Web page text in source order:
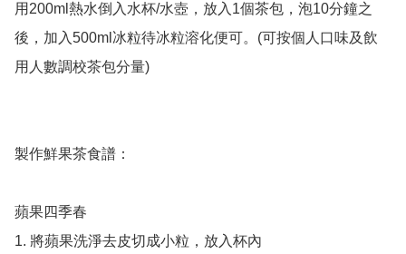
用200ml熱水倒入水杯/水壺，放入1個茶包，泡10分鐘之
後，加入500ml冰粒待冰粒溶化便可。(可按個人口味及飲
用人數調校茶包分量)
製作鮮果茶食譜：
蘋果四季春
1. 將蘋果洗淨去皮切成小粒，放入杯內